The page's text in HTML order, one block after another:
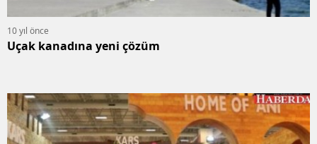
10 yıl önce
Uçak kanadına yeni çözüm